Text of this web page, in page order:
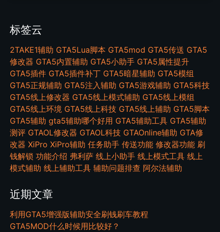
标签云
2TAKE1辅助 GTA5Lua脚本 GTA5mod GTA5传送 GTA5
修改器 GTA5内置辅助 GTA5小助手 GTA5属性提升
GTA5插件 GTA5插件补丁 GTA5暗星辅助 GTA5模组
GTA5正规辅助 GTA5注入辅助 GTA5游戏辅助 GTA5科技
GTA5线上修改器 GTA5线上模式辅助 GTA5线上模组
GTA5线上环境 GTA5线上科技 GTA5线上辅助 GTA5脚本
GTA5辅助 gta5辅助哪个好用 GTA5辅助工具 GTA5辅助
测评 GTAOL修改器 GTAOL科技 GTAOnline辅助 GTA修
改器 XiPro XiPro辅助 任务助手 传送功能 修改器功能 刷
钱解锁 功能介绍 弗利萨 线上小助手 线上模式工具 线上
模式辅助 线上辅助工具 辅助问题排查 阿尔法辅助
近期文章
利用GTA5增强版辅助安全刷钱刷车教程
GTA5MOD什么时候用比较好？